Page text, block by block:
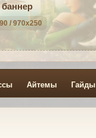
/ 970x250
Айтемы Гайды